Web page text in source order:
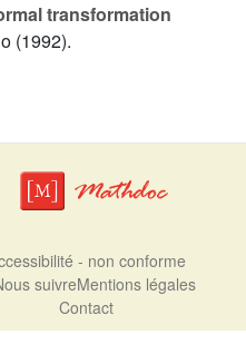
transformation
(1992).
- non conforme
suivreMentions légales
Contact